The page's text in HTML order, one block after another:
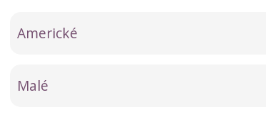
Americké
Malé